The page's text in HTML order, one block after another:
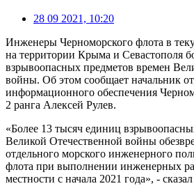
28 09 2021, 10:20
Инженеры Черноморского флота в
на территории Крыма и Севастополя
взрывоопасных предметов времен
войны. Об этом сообщает начальник
информационного обеспечения
2 ранга Алексей Рулев.
«Более 13 тысяч единиц
Великой Отечественной войны
отдельного морского инженерного
флота при выполнении инженерных
местности с начала 2021 года», -